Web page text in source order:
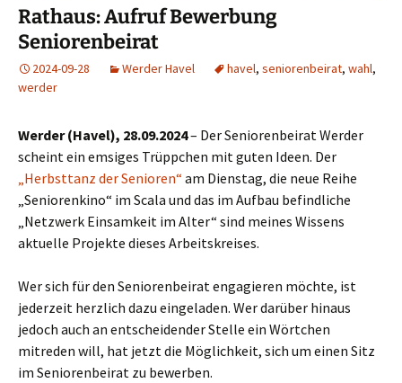
Rathaus: Aufruf Bewerbung
Seniorenbeirat
2024-09-28 Werder Havel havel, seniorenbeirat, wahl,
werder
Werder (Havel), 28.09.2024– Der Seniorenbeirat Werder
scheint ein emsiges Trüppchen mit guten Ideen. Der
„Herbsttanz der Senioren“ am Dienstag, die neue Reihe
„Seniorenkino“ im Scala und das im Aufbau befindliche
„Netzwerk Einsamkeit im Alter“ sind meines Wissens
aktuelle Projekte dieses Arbeitskreises.
Wer sich für den Seniorenbeirat engagieren möchte, ist
jederzeit herzlich dazu eingeladen. Wer darüber hinaus
jedoch auch an entscheidender Stelle ein Wörtchen
mitreden will, hat jetzt die Möglichkeit, sich um einen Sitz
im Seniorenbeirat zu bewerben.